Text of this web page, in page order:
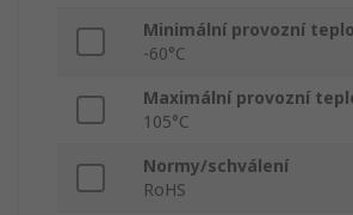
Minimální provozní
-60°C
Maximální provozní
105°C
Normy/schválení
RoHS